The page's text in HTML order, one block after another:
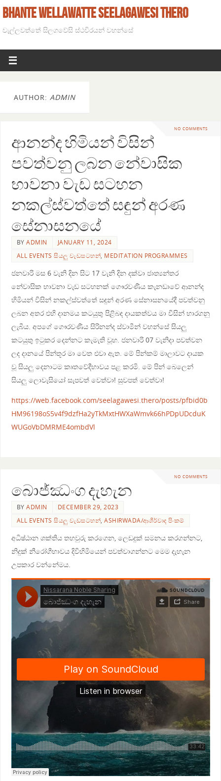
BHANTE WELLAWATTE SEELAGAWESI THERO
වැල්ලවත්තේ සිලගවේසි ස්ථවිරයන් වහන්සේ
AUTHOR: ADMIN
NO COMMENTS
ආනන්ද හිමියන් විසින්
පවත්වනු ලබන නේවාසික
භාවනා වැඩ සටහන
නකල්ස්වත්තේ සඳුන් අරණ
සේනාසනයේ
BYADMIN
JANUARY 11, 2024
ALL EVENTS සියලු වැඩසටහන්, MEDITATION PROGRAMMES
ජනවාරි මස 6 වැනි දින සිට 17 වැනි දින දක්වා ජාත්‍යන්තර
නේවාසික භාවනා වැඩ සටහනක් ගෞරවණීය කැනඩාවේ ආනන්ද
හිමියන් විසින් නකල්ස්වත්තේ සඳුන් අරණ සේනාසනයේදී පවත්වනු
ලබන අතර එහි දානමය කටයුතු පිළිබඳ දායකත්වය මා විසින් භාරගනු
ලැබීය. අපගේ ගෞරවණීය සිරිනන්ද ස්වාමීන් වහන්සේ සියලු
කටයුතු ඉටුකර දෙන්නට කැමැති වූහ. ජනවාරි 07 වැනිදා පවත්වන
ලද දානයේ පින්තූර මා වෙත එවා ඇත. මේ පින්කම් මාලාවට දායක
වූ සියලු දෙනාටම කෘතවේදීභාවය පළ කරමි. මේ පින් බෙලෙන්
සියලු ලොවැසියෝ සැපවත් වෙත්වා! සුවපත් වෙත්වා!
https://web.facebook.com/seelagawesi.thero/posts/pfbid0b
HM96198oS5v4f9dzfHa2yTkMxtHWXaWmvk66hPDpUDcduK
WUGoVbDMRME4ombdVl
NO COMMENTS
බොජ්ඣංග දැහැන
BYADMIN
DECEMBER 29, 2023
ALL EVENTS සියලු වැඩසටහන්,ASHIRWADA/ආශීර්වාද පිංකම්
අධිෂ්ඨාන ශක්තිය තහවුරු කරගෙන, ලෙඩදුක් සමනය කරගන්නට,
නිදුක් නීරෝගීභාවය දිවිහිමියෙන් පවත්වාගන්නට මෙම දැහැන
උපකාර වන්නේමය.